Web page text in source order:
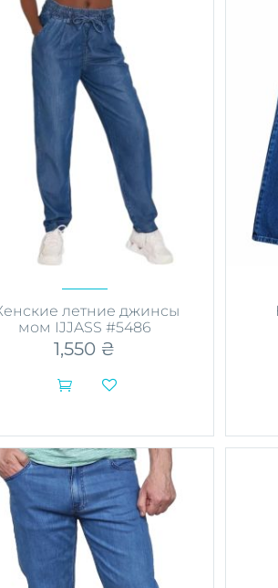
летние джинсы
мом IJJASS #5486
1,550 ₴

имеет
несколько
вариаций.
Опции
можно
выбрать
на
странице
товара.
